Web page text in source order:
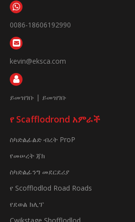
0086-18606192990
kevin@eksca.com
ይመዝገቡ | ይመዝገቡ
የ Scafflodrond አምራች
ስካድልፊልድ ብረት ProP
የመሠረት ጃክ
ስካድልፊንግ መደርደሪያ
የ Scofflodlod Road Roads
የደወል ክሊፕ